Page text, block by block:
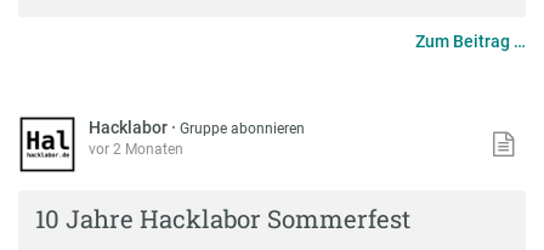
Zum Beitrag …
Hacklabor ·Gruppe abonnieren
vor 2 Monaten
10 Jahre Hacklabor Sommerfest